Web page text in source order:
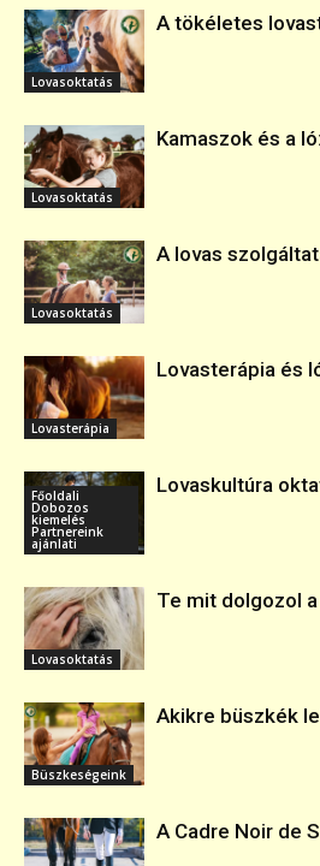
Lovasoktatás
A tökéletes
Lovasoktatás
Kamaszok és a
Lovasoktatás
A lovas
Lovasterápia
Lovasterápia és
Főoldali
Dobozos
kiemelés
Partnereink
ajánlati
Lovaskultúra
Lovasoktatás
Te mit dolgozol a
Büszkeségeink
Akikre büszkék
A Cadre Noir de